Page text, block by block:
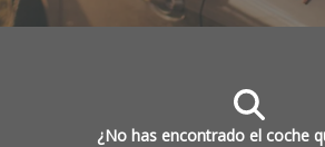
¿No has encontrado el coche